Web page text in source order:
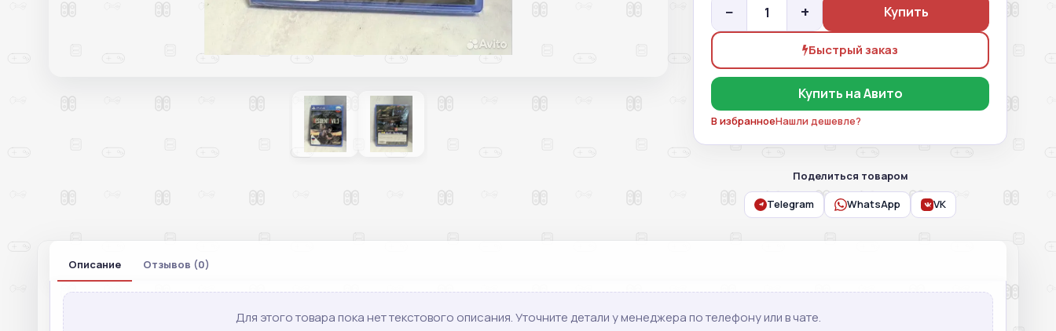
− + Купить
Быстрый заказ
Купить на Авито
В избранноеНашли дешевле?
Поделиться товаром
Telegram WhatsApp VK
Описание Отзывов (0)
Для этого товара пока нет текстового описания. Уточните детали у менеджера по телефону или в чате.